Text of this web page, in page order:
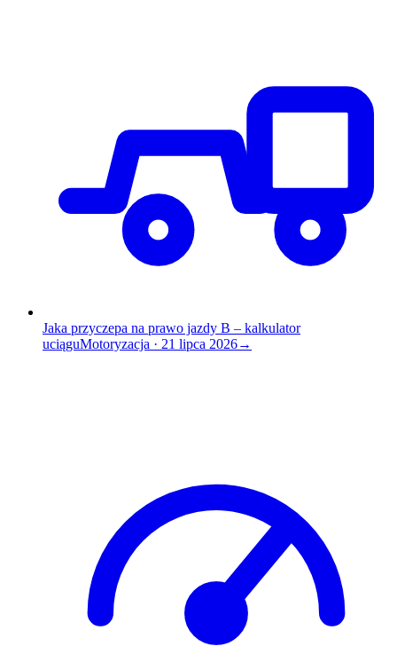
Jaka przyczepa na prawo jazdy B – kalkulator
uciąguMotoryzacja · 21 lipca 2026→